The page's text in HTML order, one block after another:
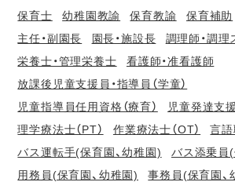
保育士 幼稚園教諭 保育教諭 保育補助
主任・副園長
園長・施設長
調理師・調理
栄養士・管理栄養士
看護師・准看護師
放課後児童支援員・指導員（学童）
児童指導員任用資格（療育）
児童発達支
理学療法士（PT）
作業療法士（OT）
言語
バス運転手(保育園、幼稚園)
バス添乗員(
用務員(保育園、幼稚園)
事務員(保育園、